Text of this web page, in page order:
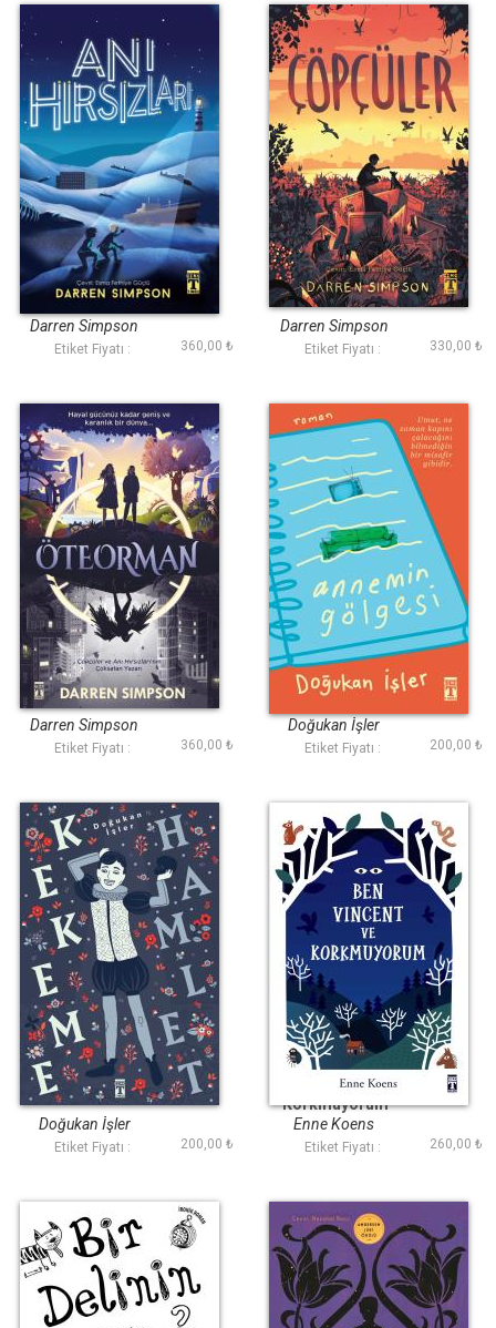
Anı Hırsızları
Darren Simpson
Etiket Fiyatı : 360,00 ₺
Çöpçüler
Darren Simpson
Etiket Fiyatı : 330,00 ₺
Öteorman
Darren Simpson
Etiket Fiyatı : 360,00 ₺
Annemin Gölgesi
Doğukan İ̇şler
Etiket Fiyatı : 200,00 ₺
Kekeme Hamlet
Doğukan İ̇şler
Etiket Fiyatı : 200,00 ₺
Ben Vincent ve
Korkmuyorum
Enne Koens
Etiket Fiyatı : 260,00 ₺